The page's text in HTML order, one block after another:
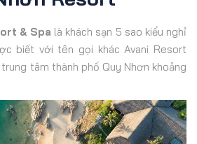
& Spa là khách sạn 5 sao kiểu nghỉ
biết với tên gọi khác Avani Resort
tâm thành phố Quy Nhơn khoảng